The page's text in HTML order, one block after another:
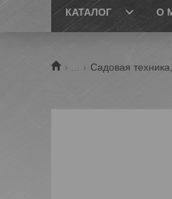
КАТАЛОГ О
Садовая